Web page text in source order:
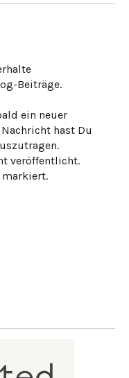
Beiträge.
ein neuer
hast Du
veröffentlicht.